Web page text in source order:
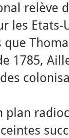
relève
les Etats-
1785,
plan